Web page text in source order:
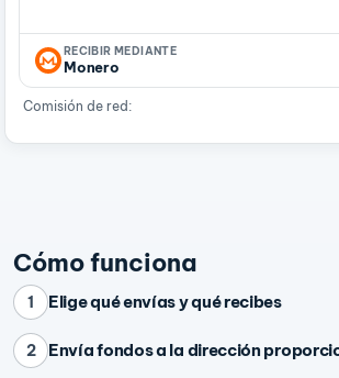
RECIBIR MEDIANTE
Monero
Comisión de red:
Cómo funciona
1 Elige qué envías y qué recibes
2 Envía fondos a la dirección